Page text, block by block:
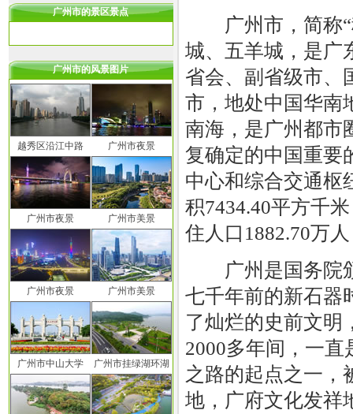
广州市的景区景点
广州市的风景图片
越秀区沿江中路 广州市夜景
广州市夜景 广州市美景
广州市夜景 广州市美景
广州市中山大学 广州市挂绿湖环湖
广州市，简称“
城、五羊城，是广
省会、副省级市、
市，地处中国华南
南海，是广州都市
复确定的中国重要
中心和综合交通枢
积7434.40平方千
住人口1882.70万
广州是国务院颁
七千年前的新石器
了灿烂的史前文明
2000多年间，一
之路的起点之一，
地，广府文化发祥